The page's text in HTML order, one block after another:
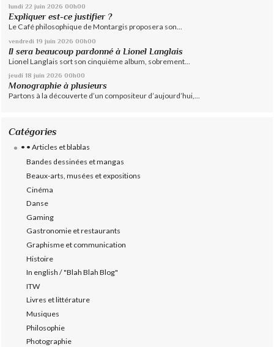
lundi 22 juin 2026 00h00
Expliquer est-ce justifier ?
Le Café philosophique de Montargis proposera son...
vendredi 19 juin 2026 00h00
Il sera beaucoup pardonné à Lionel Langlais
Lionel Langlais sort son cinquième album, sobrement...
jeudi 18 juin 2026 00h00
Monographie à plusieurs
Partons à la découverte d’un compositeur d’aujourd’hui,...
Catégories
• • Articles et blablas
Bandes dessinées et mangas
Beaux-arts, musées et expositions
Cinéma
Danse
Gaming
Gastronomie et restaurants
Graphisme et communication
Histoire
In english / "Blah Blah Blog"
ITW
Livres et littérature
Musiques
Philosophie
Photographie